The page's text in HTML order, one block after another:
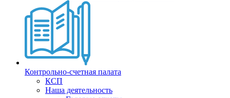
Контрольно-счетная палата
КСП
Наша деятельность